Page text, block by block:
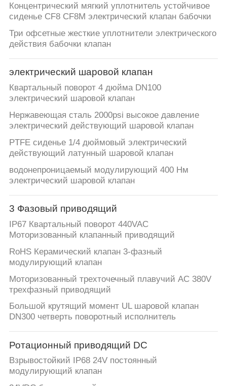
Концентрический мягкий уплотнитель устойчивое
сиденье CF8 CF8M электрический клапан бабочки
Три офсетные жесткие уплотнители электрического
действия бабочки клапан
электрический шаровой клапан
Квартальный поворот 4 дюйма DN100
электрический шаровой клапан
Нержавеющая сталь 2000psi высокое давление
электрический действующий шаровой клапан
PTFE сиденье 1/4 дюймовый электрический
действующий латунный шаровой клапан
водонепроницаемый модулирующий 400 Нм
электрический шаровой клапан
3 Фазовый приводящий
IP67 Квартальный поворот 440VAC
Моторизованный клапанный приводящий
RoHS Керамический клапан 3-фазный
модулирующий клапан
Моторизованный трехточечный плавучий AC 380V
трехфазный приводящий
Большой крутящий момент UL шаровой клапан
DN300 четверть поворотный исполнитель
Ротационный приводящий DC
Взрывостойкий IP68 24V постоянный
модулирующий клапан